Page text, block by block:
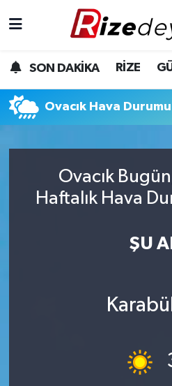
SON DAKİKA RİZE
Ovacık Hava Durumu
Ovacık
Haftalık Hava
ŞU
Gündem
Yurttan Haberler
Teknoloji
Rize Hava Durumu
Rize Trafik Yoğunluk
Tüm Manşetler